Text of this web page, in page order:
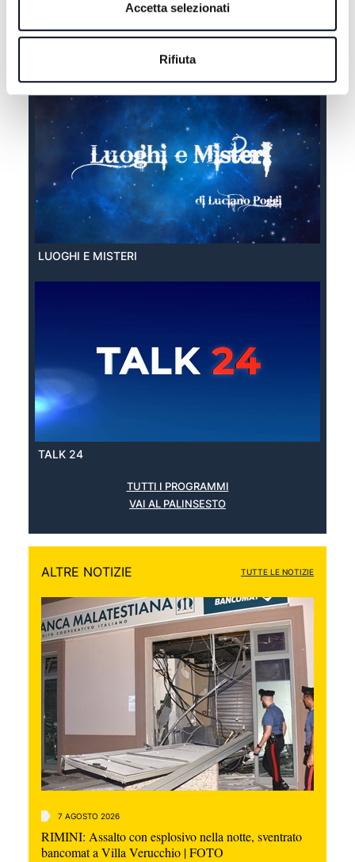
Accetta selezionati
Rifiuta
LUOGHI E MISTERI
TALK 24
TUTTI I PROGRAMMI
VAI AL PALINSESTO
ALTRE NOTIZIE TUTTE LE NOTIZIE
7 AGOSTO 2026
RIMINI: Assalto con esplosivo nella notte, sventrato
bancomat a Villa Verucchio | FOTO